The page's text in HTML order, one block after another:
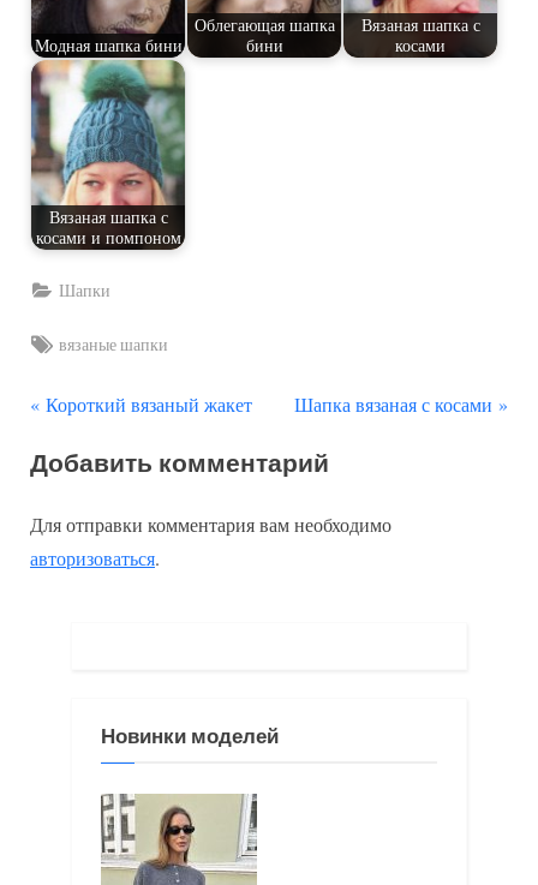
Модная шапка бини
Облегающая шапка
бини
Вязаная шапка с
косами
Вязаная шапка с
косами и помпоном
Шапки
Tags:
вязаные шапки
Навигация
по
записям
П
е
ы
д
Короткий вязаный жакет
С
е
у
Шапка вязаная с косами
Добавить комментарий
Для отправки комментария вам необходимо
авторизоваться.
Новинки моделей